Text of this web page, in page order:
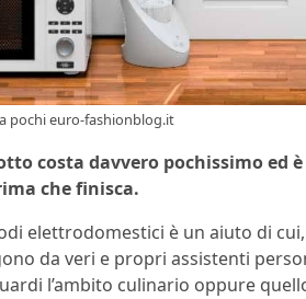
pochi euro-fashionblog.it
costa davvero pochissimo ed
che finisca.
elettrodomestici è un aiuto di
da veri e propri assistenti
l’ambito culinario oppure